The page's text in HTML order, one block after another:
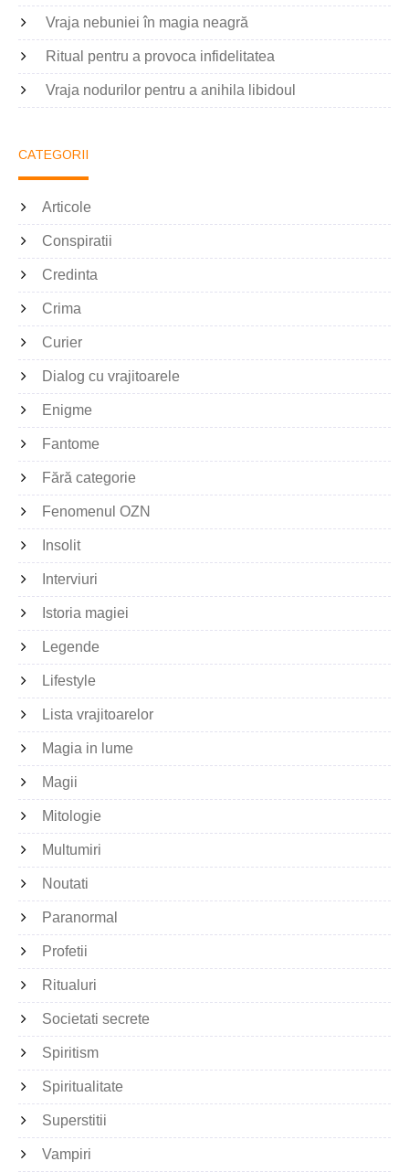
Vraja nebuniei în magia neagră
Ritual pentru a provoca infidelitatea
Vraja nodurilor pentru a anihila libidoul
CATEGORII
Articole
Conspiratii
Credinta
Crima
Curier
Dialog cu vrajitoarele
Enigme
Fantome
Fără categorie
Fenomenul OZN
Insolit
Interviuri
Istoria magiei
Legende
Lifestyle
Lista vrajitoarelor
Magia in lume
Magii
Mitologie
Multumiri
Noutati
Paranormal
Profetii
Ritualuri
Societati secrete
Spiritism
Spiritualitate
Superstitii
Vampiri